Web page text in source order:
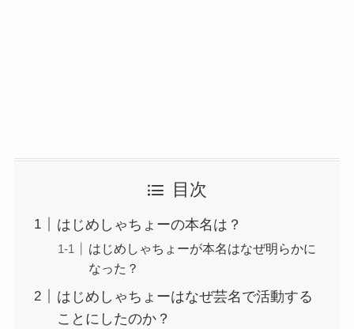
目次
はじめしゃちょーの本名は？
はじめしゃちょーが本名はなぜ明らかに
なった？
はじめしゃちょーはなぜ芸名で活動する
ことにしたのか？